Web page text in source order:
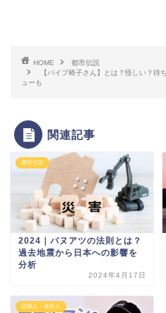
HOME
都市伝説
【パイプ椅子さん】とは？怪しい？
ューも
関連記事
都市伝説
2024｜バヌアツの法則とは？
過去地震から日本への影響を
分析
2024年4月17日
芸能人・著名人